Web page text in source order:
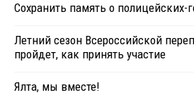
Сохранить память о полицейских-
Летний сезон Всероссийской
пройдет, как принять участие
Ялта, мы вместе!